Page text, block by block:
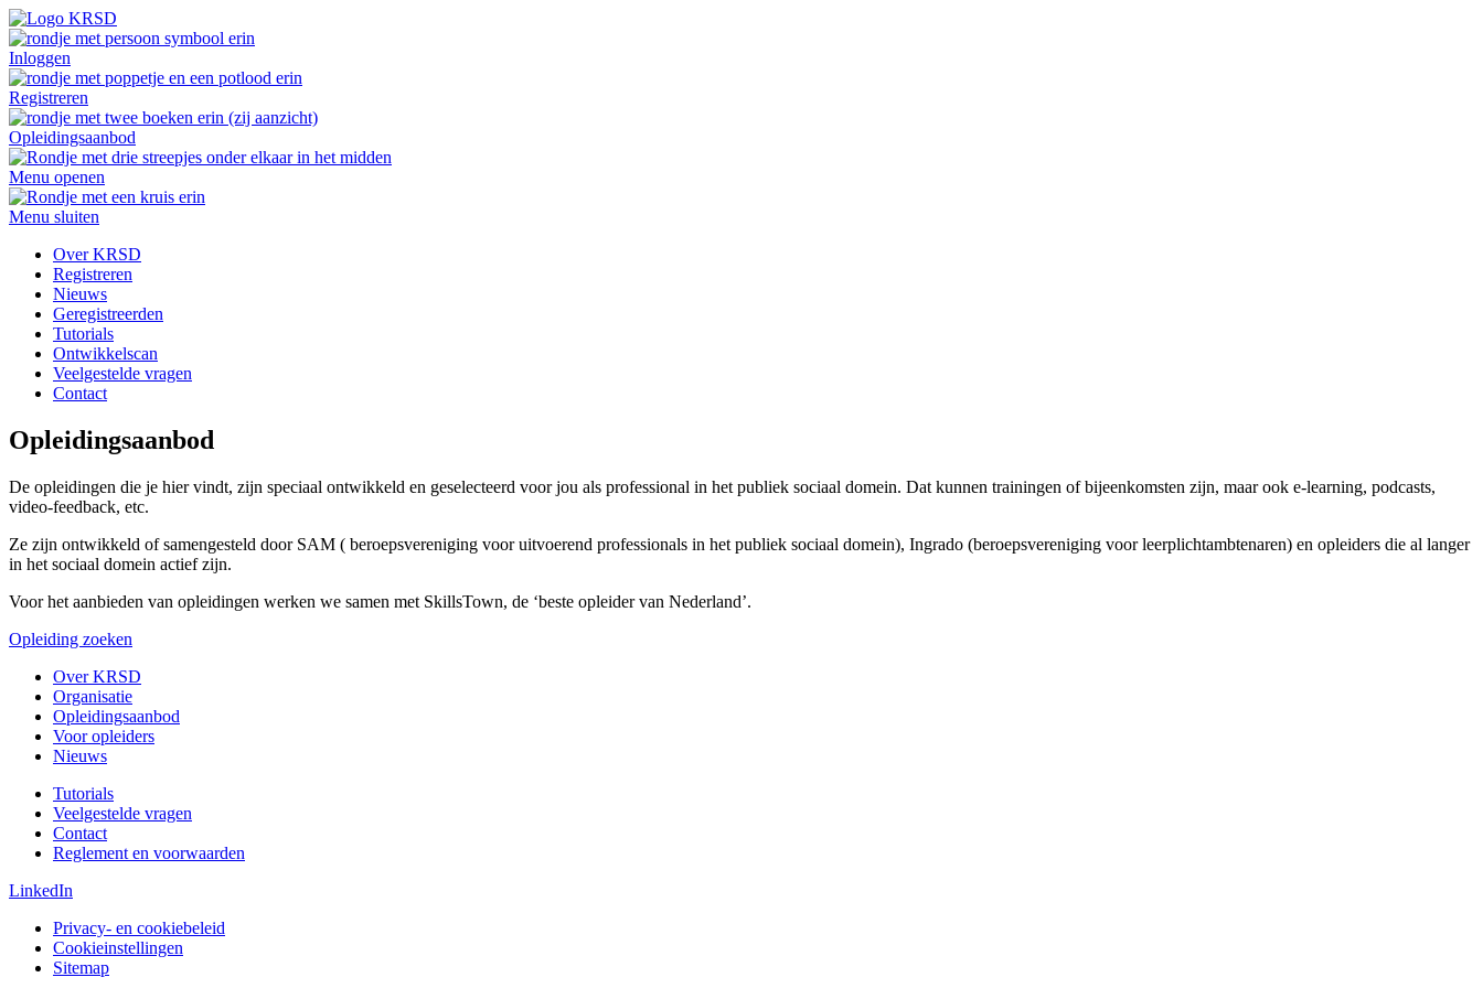
Inloggen
Registreren
Opleidingsaanbod
Menu openen
Menu sluiten
Over KRSD
Registreren
Nieuws
Geregistreerden
Tutorials
Ontwikkelscan
Veelgestelde vragen
Contact
Opleidingsaanbod
De opleidingen die je hier vindt, zijn speciaal ontwikkeld en geselecteerd voor jou als professional in het publiek sociaal domein. Dat kunnen trainingen of bijeenkomsten zijn, maar ook e-learning, podcasts,
video-feedback, etc.
Ze zijn ontwikkeld of samengesteld door SAM ( beroepsvereniging voor uitvoerend professionals in het publiek sociaal domein), Ingrado (beroepsvereniging voor leerplichtambtenaren) en opleiders die al langer
in het sociaal domein actief zijn.
Voor het aanbieden van opleidingen werken we samen met SkillsTown, de ‘beste opleider van Nederland’.
Opleiding zoeken
Over KRSD
Organisatie
Opleidingsaanbod
Voor opleiders
Nieuws
Tutorials
Veelgestelde vragen
Contact
Reglement en voorwaarden
LinkedIn
Privacy- en cookiebeleid
Cookieinstellingen
Sitemap